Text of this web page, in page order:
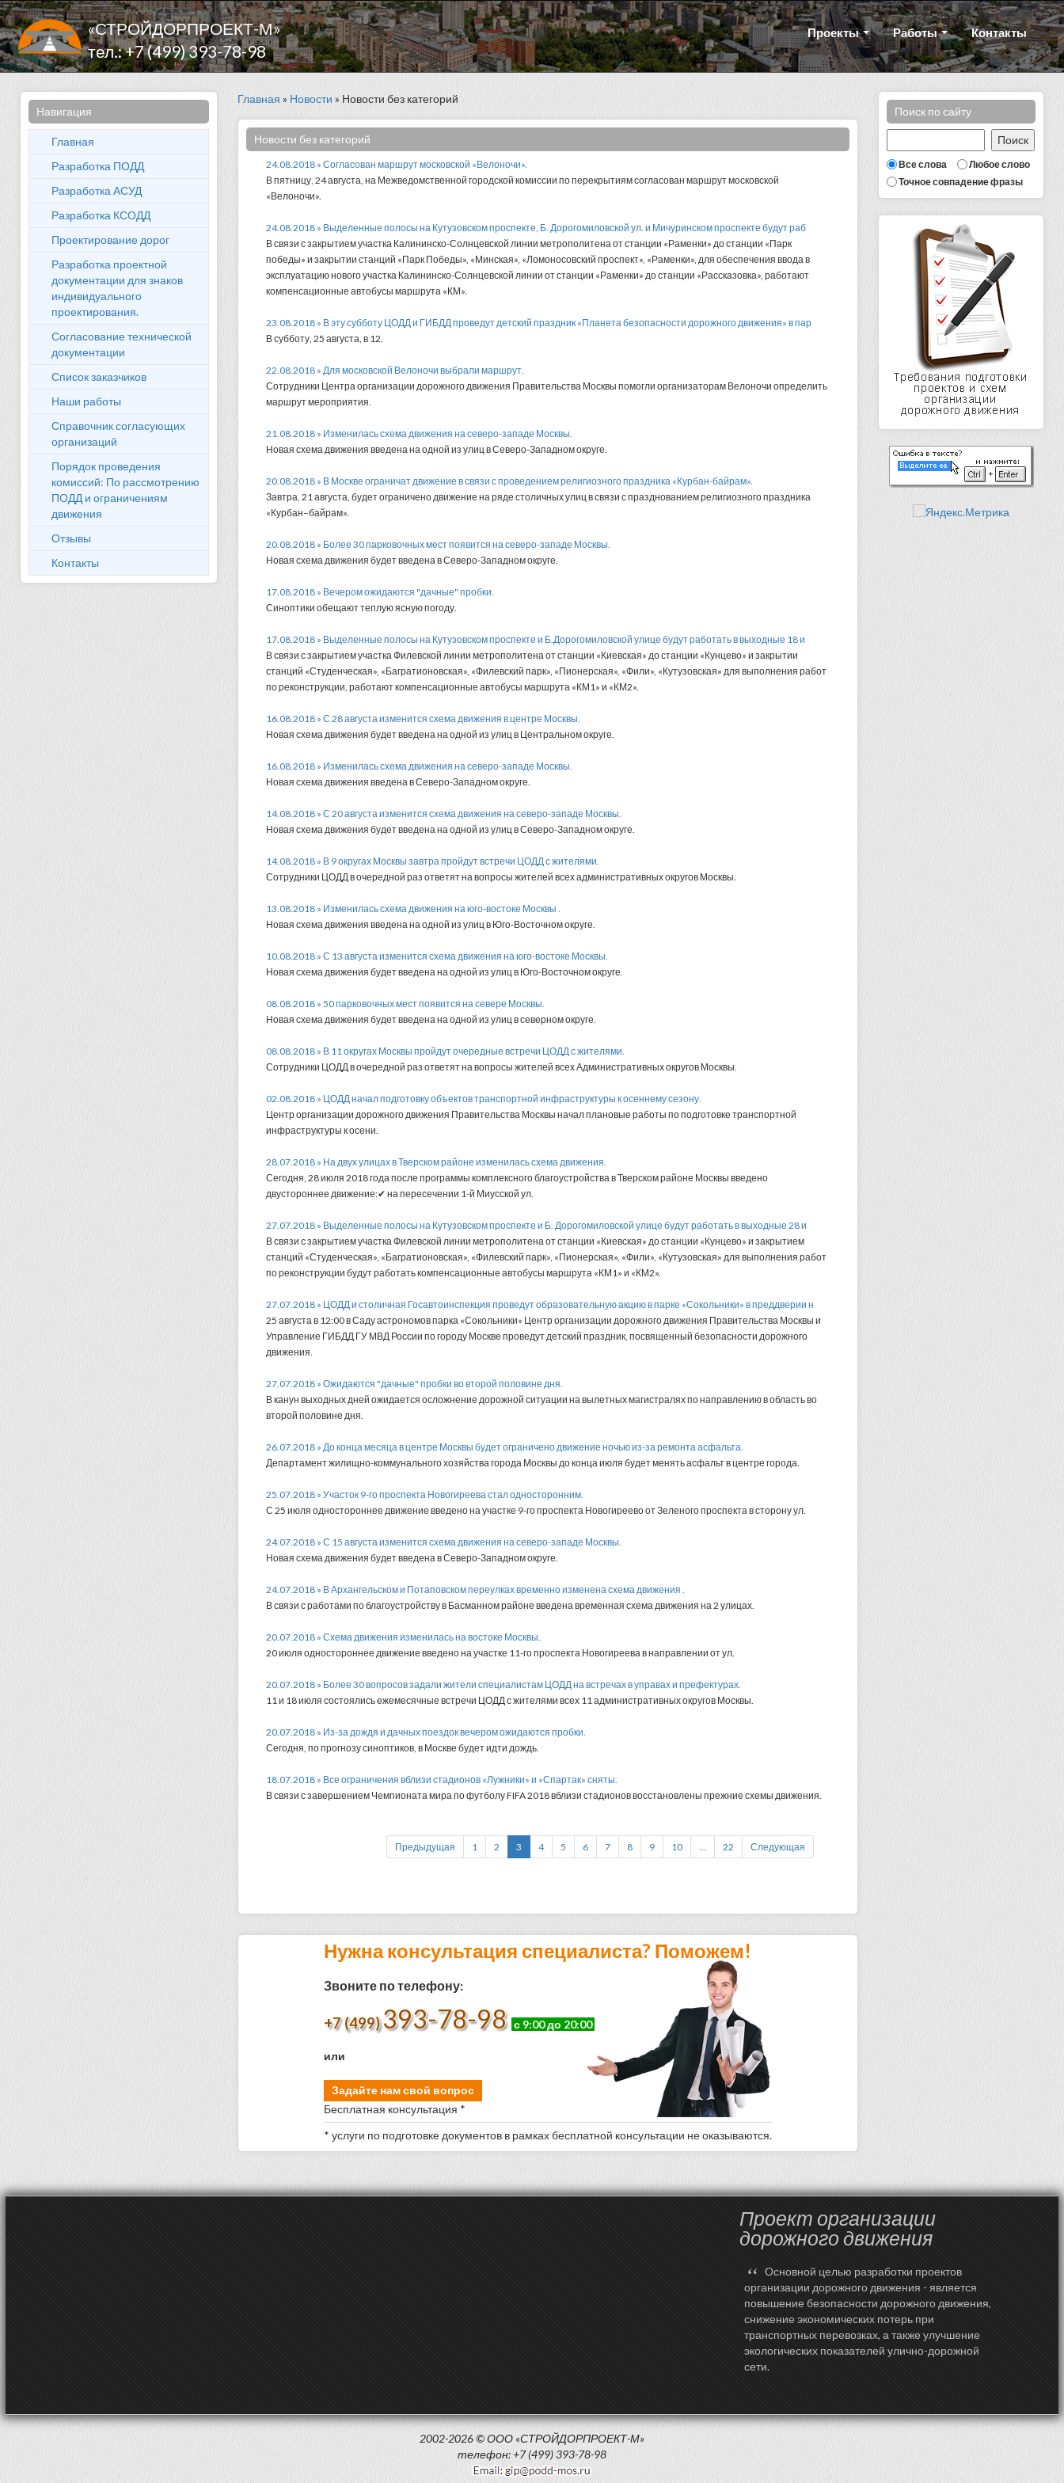
«СТРОЙДОРПРОЕКТ-М»
тел.: +7 (499) 393-78-98
Проекты Работы Контакты
Навигация
Главная
Разработка ПОДД
Разработка АСУД
Разработка КСОДД
Проектирование дорог
Разработка проектной
документации для знаков
индивидуального
проектирования.
Согласование технической
документации
Список заказчиков
Наши работы
Справочник согласующих
организаций
Порядок проведения
комиссий: По рассмотрению
ПОДД и ограничениям
движения
Отзывы
Контакты
Поиск по сайту
Все слова
Любое слово
Точное совпадение фразы
Главная » Новости » Новости без категорий
Новости без категорий
24.08.2018 » Согласован маршрут московской «Велоночи».
В пятницу, 24 августа, на Межведомственной городской комиссии по перекрытиям согласован маршрут московской
«Велоночи».
24.08.2018 » Выделенные полосы на Кутузовском проспекте, Б. Дорогомиловской ул. и Мичуринском проспекте будут раб
В связи с закрытием участка Калининско-Солнцевской линии метрополитена от станции «Раменки» до станции «Парк
победы» и закрытии станций «Парк Победы», «Минская», «Ломоносовский проспект», «Раменки», для обеспечения ввода в
эксплуатацию нового участка Калининско-Солнцевской линии от станции «Раменки» до станции «Рассказовка», работают
компенсационные автобусы маршрута «КМ».
23.08.2018 » В эту субботу ЦОДД и ГИБДД проведут детский праздник «Планета безопасности дорожного движения» в пар
В субботу, 25 августа, в 12.
22.08.2018 » Для московской Велоночи выбрали маршрут.
Сотрудники Центра организации дорожного движения Правительства Москвы помогли организаторам Велоночи определить
маршрут мероприятия.
21.08.2018 » Изменилась схема движения на северо-западе Москвы.
Новая схема движения введена на одной из улиц в Северо-Западном округе.
20.08.2018 » В Москве ограничат движение в связи с проведением религиозного праздника «Курбан-байрам».
Завтра, 21 августа, будет ограничено движение на ряде столичных улиц в связи с празднованием религиозного праздника
«Курбан–байрам».
20.08.2018 » Более 30 парковочных мест появится на северо-западе Москвы.
Новая схема движения будет введена в Северо-Западном округе.
17.08.2018 » Вечером ожидаются "дачные" пробки.
Синоптики обещают теплую ясную погоду.
17.08.2018 » Выделенные полосы на Кутузовском проспекте и Б.Дорогомиловской улице будут работать в выходные 18 и
В связи с закрытием участка Филевской линии метрополитена от станции «Киевская» до станции «Кунцево» и закрытии
станций «Студенческая», «Багратионовская», «Филевский парк», «Пионерская», «Фили», «Кутузовская» для выполнения работ
по реконструкции, работают компенсационные автобусы маршрута «КМ1» и «КМ2».
16.08.2018 » С 28 августа изменится схема движения в центре Москвы.
Новая схема движения будет введена на одной из улиц в Центральном округе.
16.08.2018 » Изменилась схема движения на северо-западе Москвы.
Новая схема движения введена в Северо-Западном округе.
14.08.2018 » С 20 августа изменится схема движения на северо-западе Москвы.
Новая схема движения будет введена на одной из улиц в Северо-Западном округе.
14.08.2018 » В 9 округах Москвы завтра пройдут встречи ЦОДД с жителями.
Сотрудники ЦОДД в очередной раз ответят на вопросы жителей всех административных округов Москвы.
13.08.2018 » Изменилась схема движения на юго-востоке Москвы .
Новая схема движения введена на одной из улиц в Юго-Восточном округе.
10.08.2018 » С 13 августа изменится схема движения на юго-востоке Москвы.
Новая схема движения будет введена на одной из улиц в Юго-Восточном округе.
08.08.2018 » 50 парковочных мест появится на севере Москвы.
Новая схема движения будет введена на одной из улиц в северном округе.
08.08.2018 » В 11 округах Москвы пройдут очередные встречи ЦОДД с жителями.
Сотрудники ЦОДД в очередной раз ответят на вопросы жителей всех Административных округов Москвы.
02.08.2018 » ЦОДД начал подготовку объектов транспортной инфраструктуры к осеннему сезону.
Центр организации дорожного движения Правительства Москвы начал плановые работы по подготовке транспортной
инфраструктуры к осени.
28.07.2018 » На двух улицах в Тверском районе изменилась схема движения.
Сегодня, 28 июля 2018 года после программы комплексного благоустройства в Тверском районе Москвы введено
двустороннее движение:✔ на пересечении 1-й Миусской ул.
27.07.2018 » Выделенные полосы на Кутузовском проспекте и Б. Дорогомиловской улице будут работать в выходные 28 и
В связи с закрытием участка Филевской линии метрополитена от станции «Киевская» до станции «Кунцево» и закрытием
станций «Студенческая», «Багратионовская», «Филевский парк», «Пионерская», «Фили», «Кутузовская» для выполнения работ
по реконструкции будут работать компенсационные автобусы маршрута «КМ1» и «КМ2».
27.07.2018 » ЦОДД и столичная Госавтоинспекция проведут образовательную акцию в парке «Сокольники» в преддверии н
25 августа в 12:00 в Саду астрономов парка «Сокольники» Центр организации дорожного движения Правительства Москвы и
Управление ГИБДД ГУ МВД России по городу Москве проведут детский праздник, посвященный безопасности дорожного
движения.
27.07.2018 » Ожидаются "дачные" пробки во второй половине дня.
В канун выходных дней ожидается осложнение дорожной ситуации на вылетных магистралях по направлению в область во
второй половине дня.
26.07.2018 » До конца месяца в центре Москвы будет ограничено движение ночью из-за ремонта асфальта.
Департамент жилищно-коммунального хозяйства города Москвы до конца июля будет менять асфальт в центре города.
25.07.2018 » Участок 9-го проспекта Новогиреева стал односторонним.
С 25 июля одностороннее движение введено на участке 9-го проспекта Новогиреево от Зеленого проспекта в сторону ул.
24.07.2018 » С 15 августа изменится схема движения на северо-западе Москвы.
Новая схема движения будет введена в Северо-Западном округе.
24.07.2018 » В Архангельском и Потаповском переулках временно изменена схема движения .
В связи с работами по благоустройству в Басманном районе введена временная схема движения на 2 улицах.
20.07.2018 » Схема движения изменилась на востоке Москвы.
20 июля одностороннее движение введено на участке 11-го проспекта Новогиреева в направлении от ул.
20.07.2018 » Более 30 вопросов задали жители специалистам ЦОДД на встречах в управах и префектурах.
11 и 18 июля состоялись ежемесячные встречи ЦОДД с жителями всех 11 административных округов Москвы.
20.07.2018 » Из-за дождя и дачных поездок вечером ожидаются пробки.
Сегодня, по прогнозу синоптиков, в Москве будет идти дождь.
18.07.2018 » Все ограничения вблизи стадионов «Лужники» и «Спартак» сняты.
В связи с завершением Чемпионата мира по футболу FIFA 2018 вблизи стадионов восстановлены прежние схемы движения.
Предыдущая 1 2 3 4 5 6 7 8 9 10 ... 22 Следующая
Нужна консультация специалиста? Поможем!
Звоните по телефону:
+7 (499) 393-78-98 с 9:00 до 20:00
или
Задайте нам свой вопрос
Бесплатная консультация *
* услуги по подготовке документов в рамках бесплатной консультации не оказываются.
Проект организации
дорожного движения
“ Основной целью разработки проектов
организации дорожного движения - является
повышение безопасности дорожного движения,
снижение экономических потерь при
транспортных перевозках, а также улучшение
экологических показателей улично-дорожной
сети.
2002-2026 © ООО «СТРОЙДОРПРОЕКТ-М»
телефон: +7 (499) 393-78-98